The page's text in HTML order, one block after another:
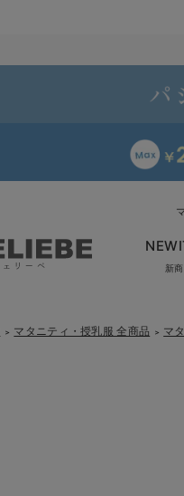
新
＞ マタニティ・授乳服 全商品 ＞ マ